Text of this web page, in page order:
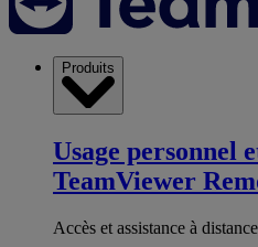
Produits
Usage personnel
TeamViewer
Accès et assistance à